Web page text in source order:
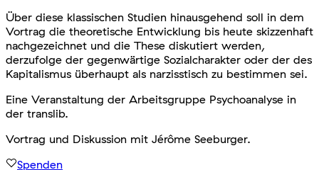
Über diese klassischen Studien hinausgehend soll in dem
Vortrag die theoretische Entwicklung bis heute skizzenhaft
nachgezeichnet und die These diskutiert werden,
derzufolge der gegenwärtige Sozialcharakter oder der des
Kapitalismus überhaupt als narzisstisch zu bestimmen sei.
Eine Veranstaltung der Arbeitsgruppe Psychoanalyse in
der translib.
Vortrag und Diskussion mit Jérôme Seeburger.
Spenden